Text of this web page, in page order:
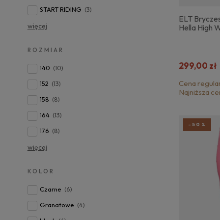
START RIDING (3)
więcej
ROZMIAR
140 (10)
152 (13)
158 (8)
164 (13)
176 (8)
więcej
KOLOR
Czarne (6)
Granatowe (4)
ELT
Hella High
299,00 zł
Cena
Najniższa
-50%